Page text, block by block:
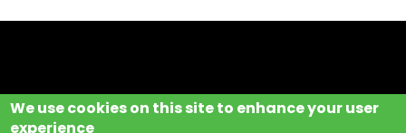
We use cookies on this site to enhance your user
experience